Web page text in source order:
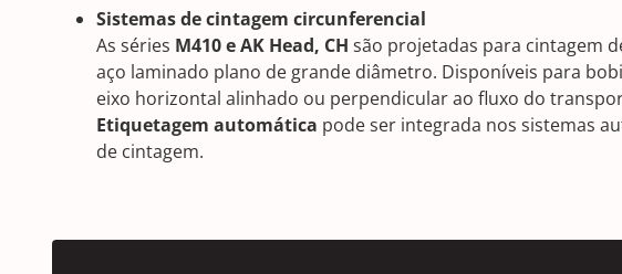
Sistemas de cintagem circunferencial
As séries M410 e AK Head, CH são projetadas para cintagem
aço laminado plano de grande diâmetro. Disponíveis para
eixo horizontal alinhado ou perpendicular ao fluxo do
Etiquetagem automática pode ser integrada nos sistemas
de cintagem.